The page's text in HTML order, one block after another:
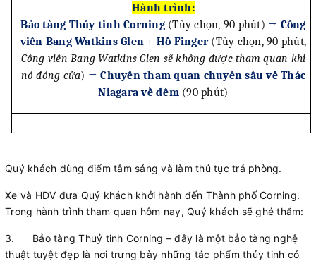
Hành trình:
Bảo tàng Thủy tinh Corning (Tùy chọn, 90 phút) → Công
viên Bang Watkins Glen + Hồ Finger (Tùy chọn, 90 phút,
Công viên Bang Watkins Glen sẽ không được tham quan khi
nó đóng cửa) →Chuyến tham quan chuyên sâu về Thác
Niagara về đêm (90 phút)
Quý khách dùng điểm tâm sáng và làm thủ tục trả phòng.
Xe và HDV đưa Quý khách khởi hành đến Thành phố Corning.
Trong hành trình tham quan hôm nay, Quý khách sẽ ghé thăm:
3. Bảo tàng Thuỷ tinh Corning – đây là một bảo tàng nghệ
thuật tuyệt đẹp là nơi trưng bày những tác phẩm thủy tinh có